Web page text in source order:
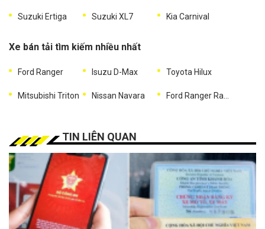
Suzuki Ertiga Suzuki XL7 Kia Carnival
Xe bán tải tìm kiếm nhiều nhất
Ford Ranger Isuzu D-Max Toyota Hilux
Mitsubishi Triton Nissan Navara Ford Ranger Raptor
TIN LIÊN QUAN